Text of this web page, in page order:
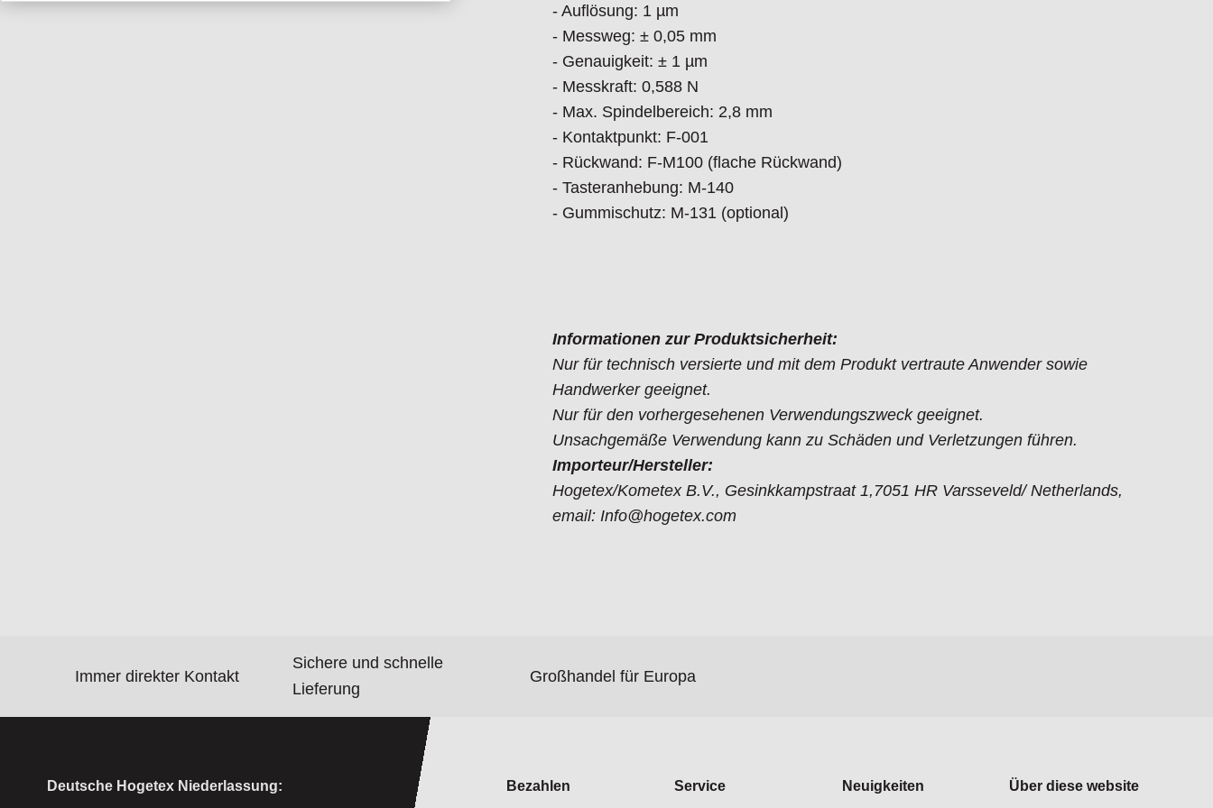
- Auflösung: 1 µm
- Messweg: ± 0,05 mm
- Genauigkeit: ± 1 µm
- Messkraft: 0,588 N
- Max. Spindelbereich: 2,8 mm
- Kontaktpunkt: F-001
- Rückwand: F-M100 (flache Rückwand)
- Tasteranhebung: M-140
- Gummischutz: M-131 (optional)
Informationen zur Produktsicherheit:
Nur für technisch versierte und mit dem Produkt vertraute Anwender sowie
Handwerker geeignet.
Nur für den vorhergesehenen Verwendungszweck geeignet.
Unsachgemäße Verwendung kann zu Schäden und Verletzungen führen.
Importeur/Hersteller:
Hogetex/Kometex B.V., Gesinkkampstraat 1,7051 HR Varsseveld/ Netherlands,
email: Info@hogetex.com
Immer direkter Kontakt
Sichere und schnelle
Lieferung
Großhandel für Europa
Deutsche Hogetex Niederlassung: Bezahlen Service Neuigkeiten Über diese website